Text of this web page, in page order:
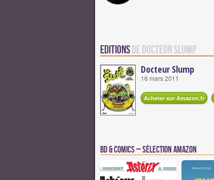
Editionsde Docteur Slump
Docteur Slump
16 mars 2011
Acheter sur Amazon.fr
BD & Comics – Sélection Amazon